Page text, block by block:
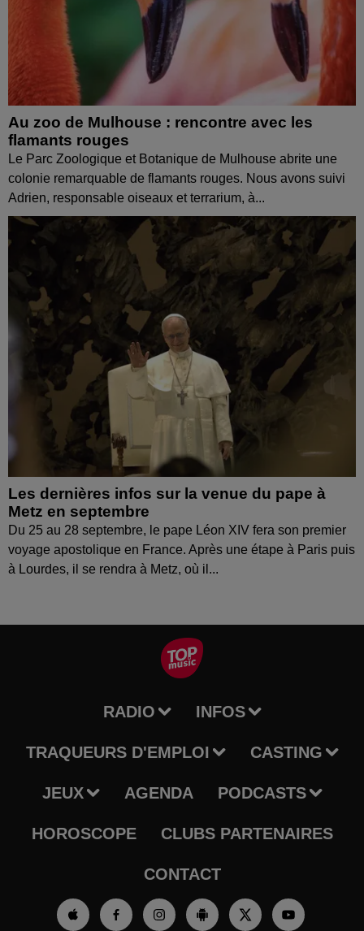
Au zoo de Mulhouse : rencontre avec les
flamants rouges
Le Parc Zoologique et Botanique de Mulhouse abrite une
colonie remarquable de flamants rouges. Nous avons suivi
Adrien, responsable oiseaux et terrarium, à...
Les dernières infos sur la venue du pape à
Metz en septembre
Du 25 au 28 septembre, le pape Léon XIV fera son premier
voyage apostolique en France. Après une étape à Paris puis
à Lourdes, il se rendra à Metz, où il...
RADIO INFOS
TRAQUEURS D'EMPLOI CASTING
JEUX AGENDA PODCASTS
HOROSCOPE CLUBS PARTENAIRES
CONTACT